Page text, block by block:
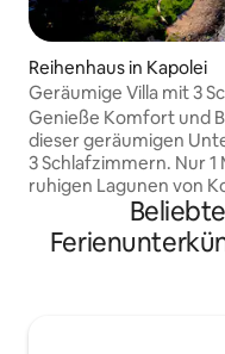
Reihenhaus in Kapolei
Geräumige Villa mit 3
KoOlina Resort – Golf,
Restaurants
Genieße Komfort und
dieser geräumigen
3 Schlafzimmern. Nur 1
ruhigen Lagunen von
wenige Minuten von
Resorts entfernt. Entspanne dich am
Pool, tanke neue